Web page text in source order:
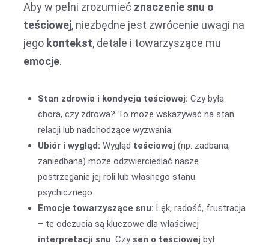
Aby w pełni zrozumieć znaczenie snu o
teściowej, niezbędne jest zwrócenie uwagi na
jego kontekst, detale i towarzyszące mu
emocje.
Stan zdrowia i kondycja teściowej: Czy była
chora, czy zdrowa? To może wskazywać na stan
relacji lub nadchodzące wyzwania.
Ubiór i wygląd: Wygląd teściowej (np. zadbana,
zaniedbana) może odzwierciedlać nasze
postrzeganie jej roli lub własnego stanu
psychicznego.
Emocje towarzyszące snu: Lęk, radość, frustracja
– te odczucia są kluczowe dla właściwej
interpretacji snu. Czysen o teściowej był